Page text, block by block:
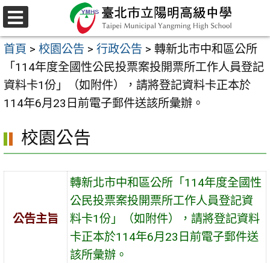
跳
至
主
內
容
選
單
首頁 > 校園公告 > 行政公告 > 轉新北市中和區公所
「114年度全國性公民投票案投開票所工作人員登記
資料卡1份」（如附件），請將登記資料卡正本於
114年6月23日前電子郵件送該所彙辦。
校園公告
公告主旨
轉新北市中和區公所「114年度全國性
公民投票案投開票所工作人員登記資
料卡1份」（如附件），請將登記資料
卡正本於114年6月23日前電子郵件送
該所彙辦。